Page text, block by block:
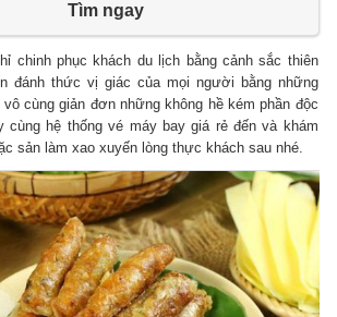
Tìm ngay
chinh phục khách du lịch bằng cảnh sắc thiên
đánh thức vị giác của mọi người bằng những
cùng giản đơn những không hề kém phần độc
cùng hệ thống vé máy bay giá rẻ đến và khám
sản làm xao xuyến lòng thực khách sau nhé.